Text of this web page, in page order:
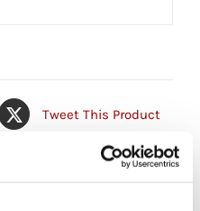
Tweet This Product
Email This Product